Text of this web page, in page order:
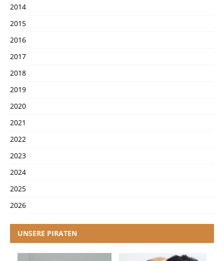
2014
2015
2016
2017
2018
2019
2020
2021
2022
2023
2024
2025
2026
UNSERE PIRATEN